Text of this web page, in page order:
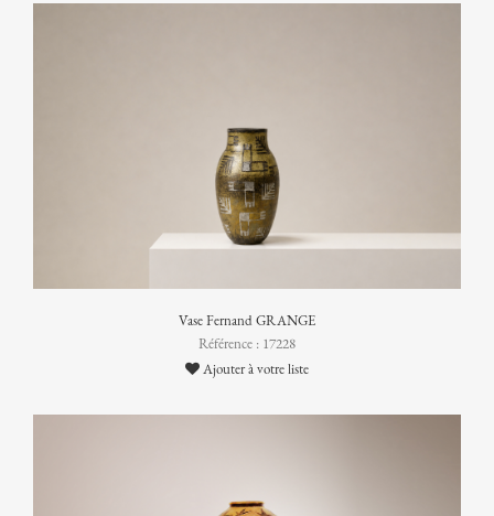
Vase Fernand GRANGE
Référence : 17228
Ajouter à votre liste